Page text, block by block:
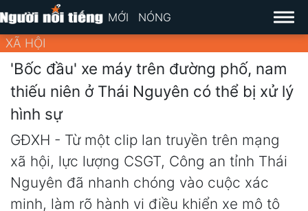
MỚI NÓNG
XÃ HỘI
'Bốc đầu' xe máy trên đường phố, nam
thiếu niên ở Thái Nguyên có thể bị xử lý
hình sự
GĐXH - Từ một clip lan truyền trên mạng
xã hội, lực lượng CSGT, Công an tỉnh Thái
Nguyên đã nhanh chóng vào cuộc xác
minh, làm rõ hành vi điều khiển xe mô tô